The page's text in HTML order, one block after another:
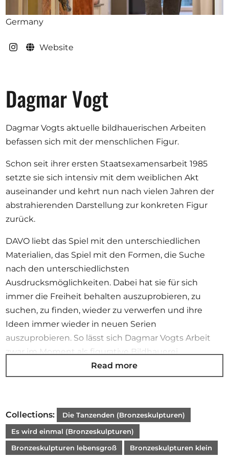
Opportunities
About us
Donate
Partners
Help
Contact
Germany
Website
Dagmar Vogt
Dagmar Vogts aktuelle bildhauerischen Arbeiten
befassen sich mit der menschlichen Figur.
Schon seit ihrer ersten Staatsexamensarbeit 1985
setzte sie sich intensiv mit dem weiblichen Akt
auseinander und kehrt nun nach vielen Jahren der
abstrahierenden Darstellung zur konkreten Figur
zurück.
DAVO liebt das Spiel mit den unterschiedlichen
Materialien, das Spiel mit den Formen, die Suche
nach den unterschiedlichsten
Ausdrucksmöglichkeiten. Dabei hat sie für sich
immer die Freiheit behalten auszuprobieren, zu
suchen, zu finden, wieder zu verwerfen und ihre
Ideen immer wieder in neuen Serien
auszuprobieren. So lässt sich Dagmar Vogts Arbeit
zwar im Moment als figurative Bildhauerei
kategorisieren, ihre Plastiken thematisieren jedoch
nie ausschließlich die Figur und sind daher ebenso
realistischen Abbildes ausgerichtet. Die Künstlerin
zitiert in postmoderner Manier diverse Stile und
entwickelt dabei ihre ganz eigene Formensprache
aus der Synthese von detailreichen Arbeiten und
Read more
Collections:
Die Tanzenden (Bronzeskulpturen)
Es wird einmal (Bronzeskulpturen)
Bronzeskulpturen lebensgroß
Bronzeskulpturen klein